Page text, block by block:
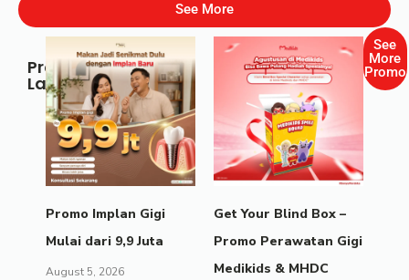
See More
Promo
Lainnya
Promo Implan Gigi
Mulai dari 9,9 Juta
August 5, 2026
Get Your Blind Box –
Promo Perawatan Gigi
Medikids & MHDC
See
More
Promo